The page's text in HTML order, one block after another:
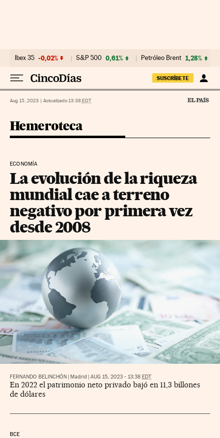
Ibex 35 -0,02% S&P 500 0,61% Petróleo Brent 1,28%
SUSCRÍBETE
Aug 15, 2023 | Actualizado 13:38EDT
Hemeroteca
ECONOMÍA
La evolución de la riqueza
mundial cae a terreno
negativo por primera vez
desde 2008
FERNANDO BELINCHÓN | Madrid | AUG 15, 2023 - 13:38 EDT
En 2022 el patrimonio neto privado bajó en 11,3 billones
de dólares
BCE